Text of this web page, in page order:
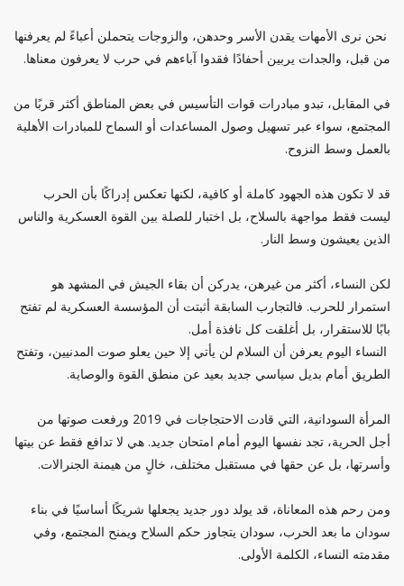
نحن نرى الأمهات يقدن الأسر وحدهن، والزوجات يتحملن أعباءً لم يعرفنها
من قبل، والجدات يربين أحفادًا فقدوا آباءهم في حرب لا يعرفون معناها.
في المقابل، تبدو مبادرات قوات التأسيس في بعض المناطق أكثر قربًا من
المجتمع، سواء عبر تسهيل وصول المساعدات أو السماح للمبادرات الأهلية
بالعمل وسط النزوح.
قد لا تكون هذه الجهود كاملة أو كافية، لكنها تعكس إدراكًا بأن الحرب
ليست فقط مواجهة بالسلاح، بل اختبار للصلة بين القوة العسكرية والناس
الذين يعيشون وسط النار.
لكن النساء، أكثر من غيرهن، يدركن أن بقاء الجيش في المشهد هو
استمرار للحرب. فالتجارب السابقة أثبتت أن المؤسسة العسكرية لم تفتح
بابًا للاستقرار، بل أغلقت كل نافذة أمل.
النساء اليوم يعرفن أن السلام لن يأتي إلا حين يعلو صوت المدنيين، وتفتح
الطريق أمام بديل سياسي جديد بعيد عن منطق القوة والوصاية.
المرأة السودانية، التي قادت الاحتجاجات في 2019 ورفعت صوتها من
أجل الحرية، تجد نفسها اليوم أمام امتحان جديد. هي لا تدافع فقط عن بيتها
وأسرتها، بل عن حقها في مستقبل مختلف، خالٍ من هيمنة الجنرالات.
ومن رحم هذه المعاناة، قد يولد دور جديد يجعلها شريكًا أساسيًا في بناء
سودان ما بعد الحرب، سودان يتجاوز حكم السلاح ويمنح المجتمع، وفي
مقدمته النساء، الكلمة الأولى.